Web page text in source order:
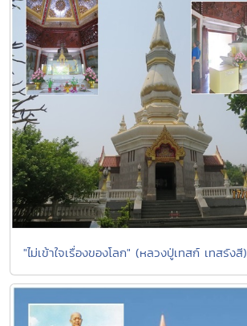
"ไม่เข้าใจเรื่องของโลก" (หลวงปู่เทสก์ เทสรังสี)